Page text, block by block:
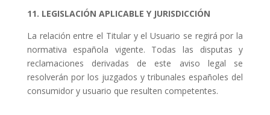
11. LEGISLACIÓN APLICABLE Y JURISDICCIÓN
La relación entre el Titular y el Usuario se regirá por la
normativa española vigente. Todas las disputas y
reclamaciones derivadas de este aviso legal se
resolverán por los juzgados y tribunales españoles del
consumidor y usuario que resulten competentes.